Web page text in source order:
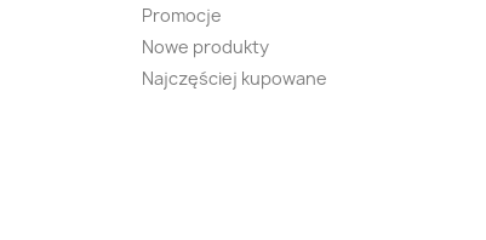
Promocje
Nowe produkty
Najczęściej kupowane